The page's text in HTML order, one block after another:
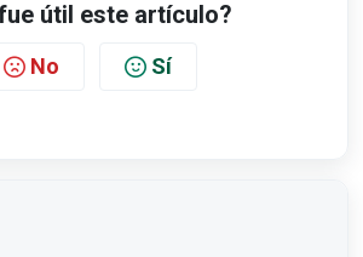
útil este artículo?
No Sí